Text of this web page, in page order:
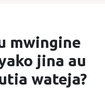
mwingine
jina au
wateja?